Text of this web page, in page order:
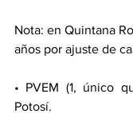
Nota: en Quintana
años por ajuste de
• PVEM (1, único
Potosí.